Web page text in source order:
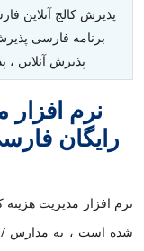
پذیرش کالج آنلاین
برنامه فارسی
پذیرش آنلاین
نرم افزار
رایگان
نرم افزار مدیریت
شده است ، به مدارس /